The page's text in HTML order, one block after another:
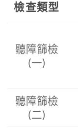
檢查類型
聽障篩檢
(一)
聽障篩檢
(二)